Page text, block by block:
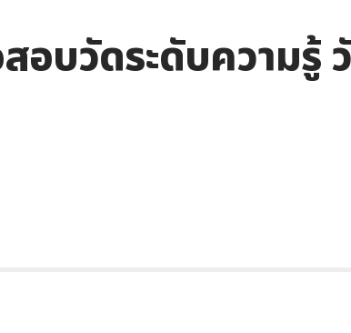
อบวัดระดับความรู้